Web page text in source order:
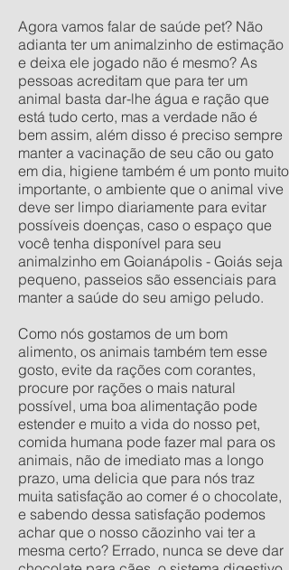
Agora vamos falar de saúde pet? Não
adianta ter um animalzinho de estimação
e deixa ele jogado não é mesmo? As
pessoas acreditam que para ter um
animal basta dar-lhe água e ração que
está tudo certo, mas a verdade não é
bem assim, além disso é preciso sempre
manter a vacinação de seu cão ou gato
em dia, higiene também é um ponto muito
importante, o ambiente que o animal vive
deve ser limpo diariamente para evitar
possíveis doenças, caso o espaço que
você tenha disponível para seu
animalzinho em Goianápolis - Goiás seja
pequeno, passeios são essenciais para
manter a saúde do seu amigo peludo.
Como nós gostamos de um bom
alimento, os animais também tem esse
gosto, evite da rações com corantes,
procure por rações o mais natural
possível, uma boa alimentação pode
estender e muito a vida do nosso pet,
comida humana pode fazer mal para os
animais, não de imediato mas a longo
prazo, uma delicia que para nós traz
muita satisfação ao comer é o chocolate,
e sabendo dessa satisfação podemos
achar que o nosso cãozinho vai ter a
mesma certo? Errado, nunca se deve dar